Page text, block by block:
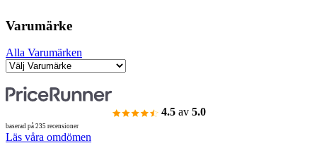
Varumärke
Alla Varumärken
4.5 av 5.0
baserad på 235 recensioner
Läs våra omdömen